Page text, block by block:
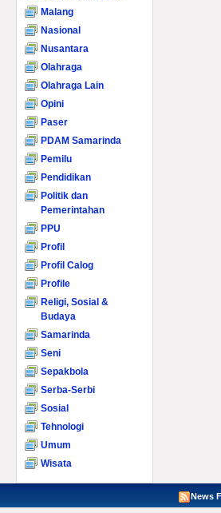
Malang
Nasional
Nusantara
Olahraga
Olahraga Lain
Opini
Paser
PDAM Samarinda
Pemilu
Pendidikan
Politik dan
Pemerintahan
PPU
Profil
Profil Calog
Profile
Religi, Sosial &
Budaya
Samarinda
Seni
Sepakbola
Serba-Serbi
Sosial
Tehnologi
Umum
Wisata
News